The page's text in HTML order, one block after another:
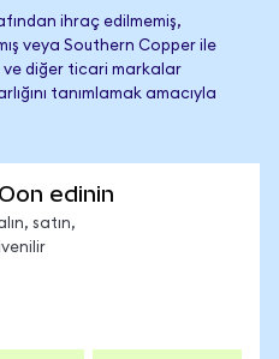
ihraç edilmemiş,
veya Southern Copper ile
ve diğer ticari markalar
tanımlamak amacıyla
edinin
satın,